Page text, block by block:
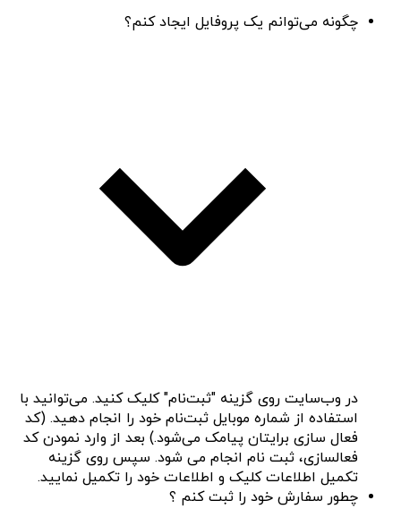
چگونه می‌توانم یک پروفایل ایجاد کنم؟
در وب‌سایت روی گزینه "ثبت‌نام" کلیک کنید. می‌توانید با
استفاده از شماره موبایل ثبت‌نام خود را انجام دهید. (کد
فعال سازی برایتان پیامک می‌شود.) بعد از وارد نمودن کد
فعالسازی، ثبت نام انجام می شود. سپس روی گزینه
تکمیل اطلاعات کلیک و اطلاعات خود را تکمیل نمایید.
چطور سفارش خود را ثبت کنم ؟